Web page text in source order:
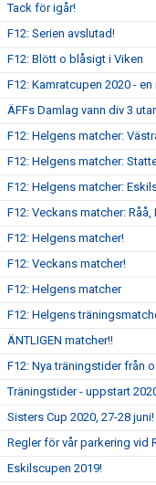
Tack för igår!
F12: Serien avslutad!
F12: Blött o blåsigt i Viken
F12: Kamratcupen 2020 -
ÄFFs Damlag vann div 3
F12: Helgens matcher:
F12: Helgens matcher:
F12: Helgens matcher:
F12: Veckans matcher:
F12: Helgens matcher!
F12: Veckans matcher!
F12: Helgens matcher
F12: Helgens
ÄNTLIGEN matcher!!
F12: Nya träningstider från
Träningstider - uppstart
Sisters Cup 2020, 27-28 juni!
Regler för vår parkering vid
Eskilscupen 2019!